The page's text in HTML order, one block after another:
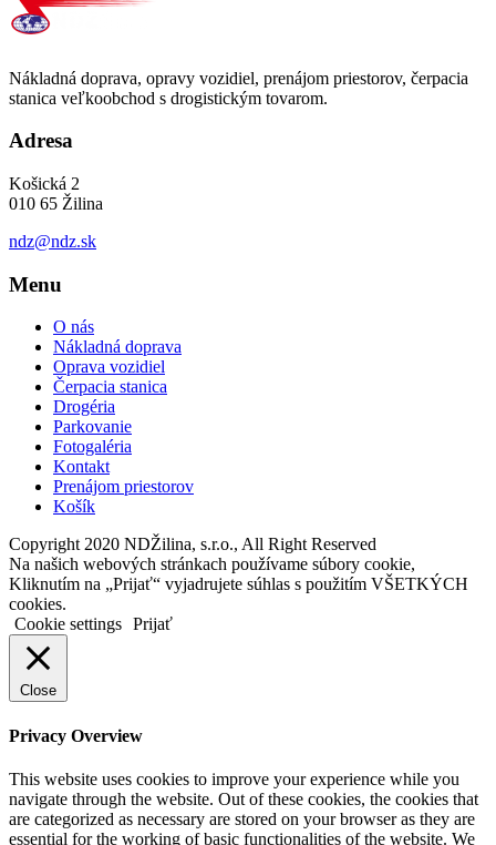
Nákladná doprava, opravy vozidiel, prenájom priestorov, čerpacia
stanica veľkoobchod s drogistickým tovarom.
Adresa
Košická 2
010 65 Žilina
ndz@ndz.sk
Menu
O nás
Nákladná doprava
Oprava vozidiel
Čerpacia stanica
Drogéria
Parkovanie
Fotogaléria
Kontakt
Prenájom priestorov
Košík
Copyright 2020 NDŽilina, s.r.o., All Right Reserved
Na našich webových stránkach používame súbory cookie,
Kliknutím na „Prijať“ vyjadrujete súhlas s použitím VŠETKÝCH
cookies.
Cookie settings Prijať
Close
Privacy Overview
This website uses cookies to improve your experience while you
navigate through the website. Out of these cookies, the cookies that
are categorized as necessary are stored on your browser as they are
essential for the working of basic functionalities of the website. We